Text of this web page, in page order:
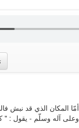
أمّا المكان الذي قد نبش
وعلى آله وسلّم - يقول :